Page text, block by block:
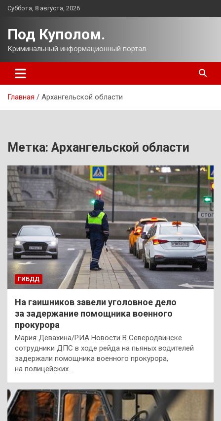
Перейти
Суббота, 8 августа, 2026
Под Куполом.
Криминальный информационный портал.
Главная Архангельской области
Метка: Архангельской области
ГИБДД
На гаишников завели уголовное дело
за задержание помощника военного
прокурора
Мария Девахина/РИА Новости В Северодвинске
сотрудники ДПС в ходе рейда на пьяных водителей
задержали помощника военного прокурора,
на полицейских…